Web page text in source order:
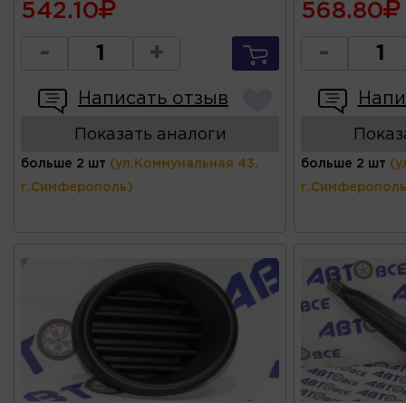
542.10
- +
Написать отзыв
Показать аналоги
больше 2 шт (ул.Коммунальная 43,
г.Симферополь)
568.80
-
больше 2 шт